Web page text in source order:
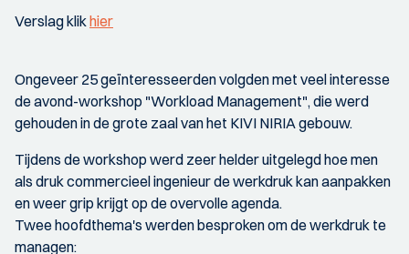
Verslag klikhier
Ongeveer 25 geïnteresseerden volgden met veel interesse
de avond-workshop "Workload Management", die werd
gehouden in de grote zaal van het KIVI NIRIA gebouw.
Tijdens de workshop werd zeer helder uitgelegd hoe men
als druk commercieel ingenieur de werkdruk kan aanpakken
en weer grip krijgt op de overvolle agenda.
Twee hoofdthema's werden besproken om de werkdruk te
managen: